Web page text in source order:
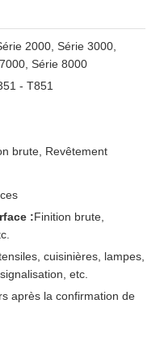
2000, Série 3000,
Série 8000
- T851
brute, Revêtement
:Finition brute,
cuisinières, lampes,
etc.
après la confirmation de